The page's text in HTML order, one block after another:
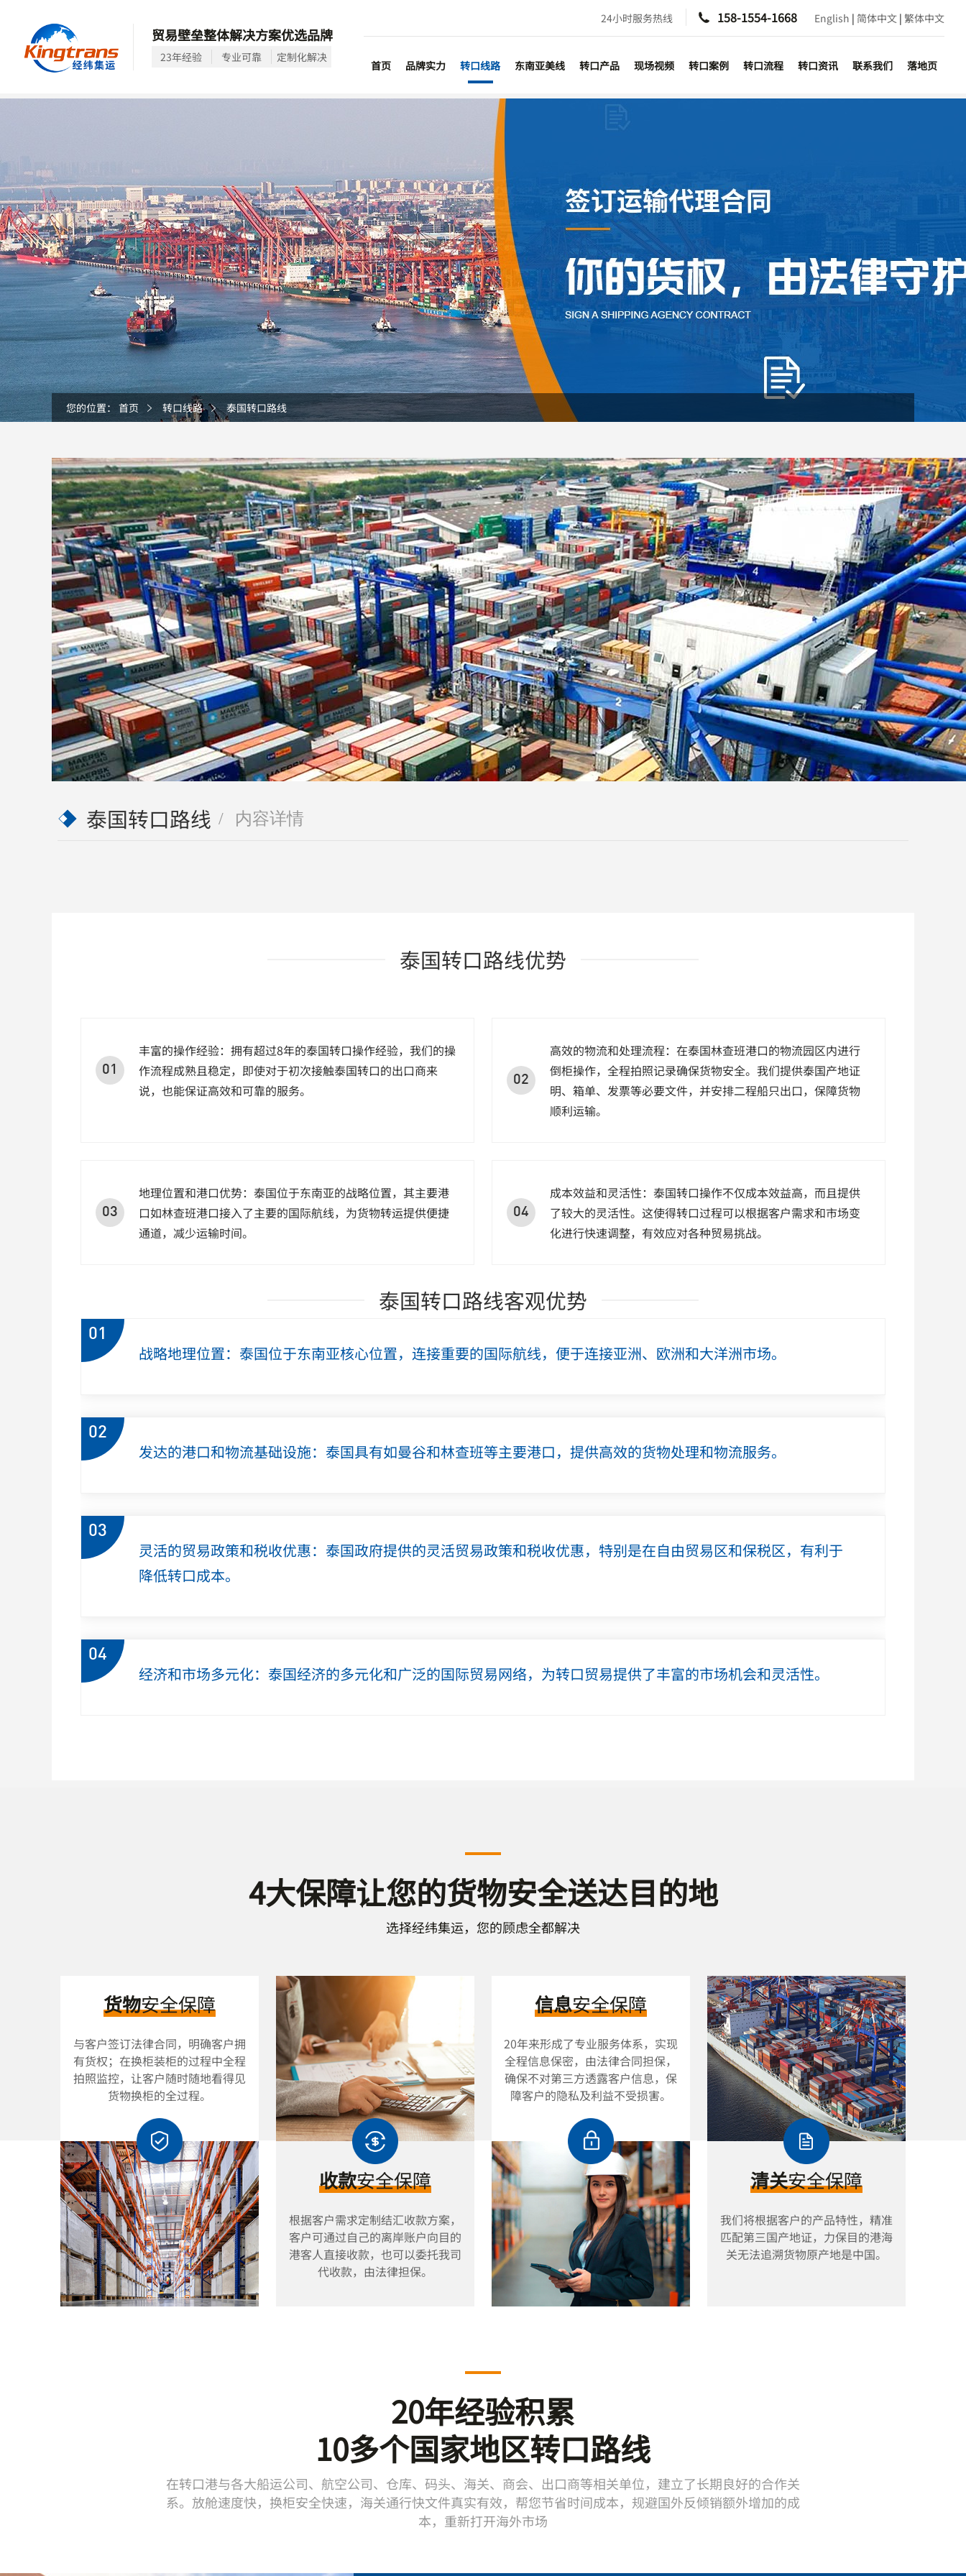
贸易壁垒整体解决方案优选品牌
23年经验 专业可靠 定制化解决
24小时服务热线  158-1554-1668 English | 简体中文 | 繁体中文
首页 品牌实力 转口线路 东南亚美线 转口产品 现场视频 转口案例 转口流程 转口资讯 联系我们 落地页
您的位置： 首页 转口线路 泰国转口路线
泰国转口路线 内容详情
泰国转口路线优势
01
丰富的操作经验：拥有超过8年的泰国转口操作经验，我们的操
作流程成熟且稳定，即使对于初次接触泰国转口的出口商来
说，也能保证高效和可靠的服务。
02
高效的物流和处理流程：在泰国林查班港口的物流园区内进行
倒柜操作，全程拍照记录确保货物安全。我们提供泰国产地证
明、箱单、发票等必要文件，并安排二程船只出口，保障货物
顺利运输。
03
地理位置和港口优势：泰国位于东南亚的战略位置，其主要港
口如林查班港口接入了主要的国际航线，为货物转运提供便捷
通道，减少运输时间。
04
成本效益和灵活性：泰国转口操作不仅成本效益高，而且提供
了较大的灵活性。这使得转口过程可以根据客户需求和市场变
化进行快速调整，有效应对各种贸易挑战。
泰国转口路线客观优势
01
战略地理位置：泰国位于东南亚核心位置，连接重要的国际航线，便于连接亚洲、欧洲和大洋洲市场。
02
发达的港口和物流基础设施：泰国具有如曼谷和林查班等主要港口，提供高效的货物处理和物流服务。
03
灵活的贸易政策和税收优惠：泰国政府提供的灵活贸易政策和税收优惠，特别是在自由贸易区和保税区，有利于
降低转口成本。
04
经济和市场多元化：泰国经济的多元化和广泛的国际贸易网络，为转口贸易提供了丰富的市场机会和灵活性。
4大保障让您的货物安全送达目的地
选择经纬集运，您的顾虑全都解决
货物安全保障
与客户签订法律合同，明确客户拥
有货权；在换柜装柜的过程中全程
拍照监控，让客户随时随地看得见
货物换柜的全过程。
收款安全保障
根据客户需求定制结汇收款方案，
客户可通过自己的离岸账户向目的
港客人直接收款，也可以委托我司
代收款，由法律担保。
信息安全保障
20年来形成了专业服务体系，实现
全程信息保密，由法律合同担保，
确保不对第三方透露客户信息，保
障客户的隐私及利益不受损害。
清关安全保障
我们将根据客户的产品特性，精准
匹配第三国产地证，力保目的港海
关无法追溯货物原产地是中国。
20年经验积累
10多个国家地区转口路线
在转口港与各大船运公司、航空公司、仓库、码头、海关、商会、出口商等相关单位，建立了长期良好的合作关
系。放舱速度快，换柜安全快速，海关通行快文件真实有效，帮您节省时间成本，规避国外反倾销额外增加的成
本，重新打开海外市场